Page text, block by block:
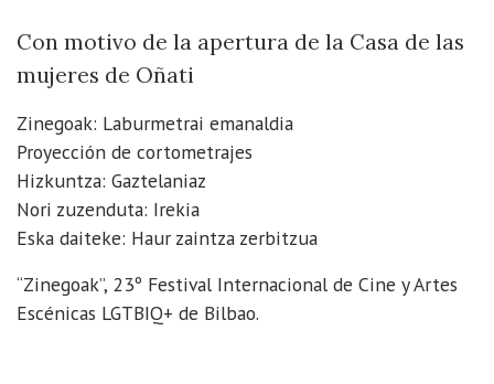
apertura
Casa
de
las
mujeres
de
Oñati
Con motivo de la apertura de la Casa de las
mujeres de Oñati
Zinegoak: Laburmetrai emanaldia
Proyección de cortometrajes
Hizkuntza: Gaztelaniaz
Nori zuzenduta: Irekia
Eska daiteke: Haur zaintza zerbitzua
“Zinegoak”, 23º Festival Internacional de Cine y Artes
Escénicas LGTBIQ+ de Bilbao.